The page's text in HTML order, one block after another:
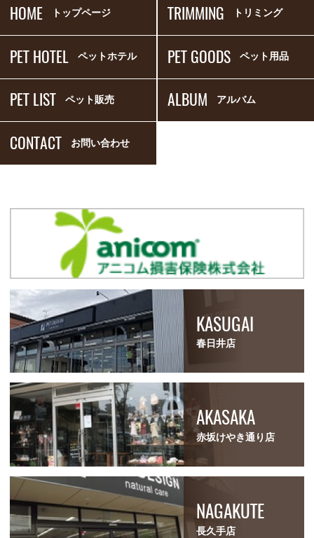
HOME トップページ TRIMMING トリミング
PET HOTEL ペットホテル PET GOODS ペット用品
PET LIST ペット販売 ALBUM アルバム
CONTACT お問い合わせ
KASUGAI
春日井店
AKASAKA
赤坂けやき通り店
NAGAKUTE
長久手店